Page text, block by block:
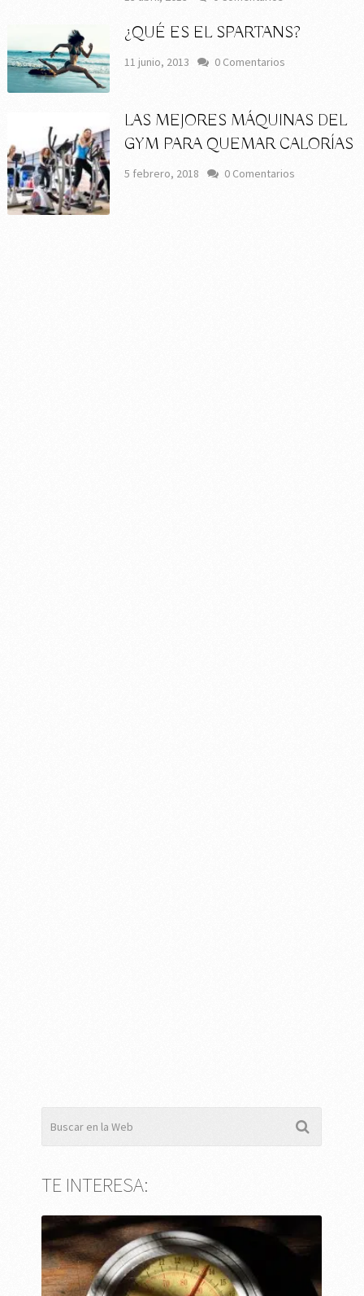
¿QUÉ ES EL SPARTANS?
11 junio, 2013 0 Comentarios
LAS MEJORES MÁQUINAS DEL
GYM PARA QUEMAR CALORÍAS
5 febrero, 2018 0 Comentarios
TE INTERESA: